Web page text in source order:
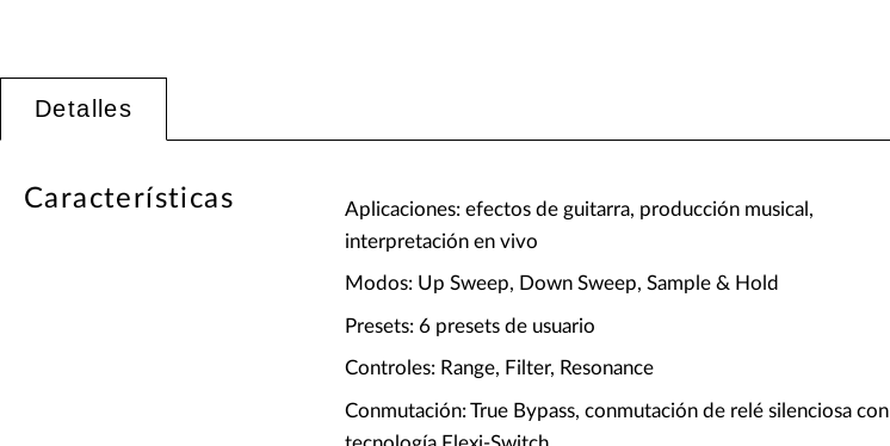
Detalles
Características
Aplicaciones: efectos de guitarra, producción musical,
interpretación en vivo
Modos: Up Sweep, Down Sweep, Sample & Hold
Presets: 6 presets de usuario
Controles: Range, Filter, Resonance
Conmutación: True Bypass, conmutación de relé silenciosa con